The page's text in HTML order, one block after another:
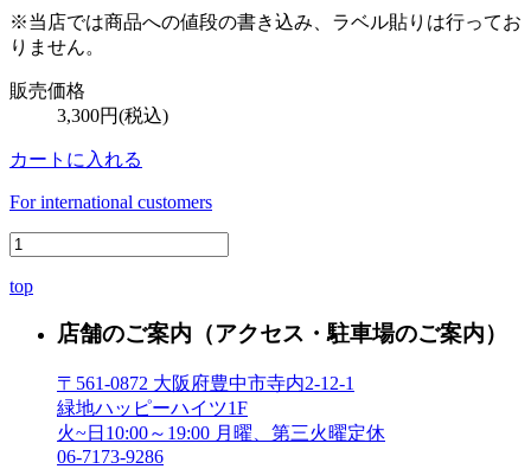
※当店では商品への値段の書き込み、ラベル貼りは行ってお
りません。
販売価格
3,300円(税込)
カートに入れる
For international customers
top
店舗のご案内 （アクセス・駐車場のご案内）
〒561-0872 大阪府豊中市寺内2-12-1
緑地ハッピーハイツ1F
火~日10:00～19:00 月曜、第三火曜定休
06-7173-9286